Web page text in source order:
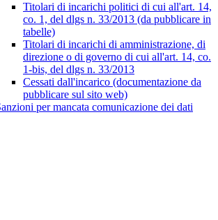
Titolari di incarichi politici di cui all'art. 14,
co. 1, del dlgs n. 33/2013 (da pubblicare in
tabelle)
Titolari di incarichi di amministrazione, di
direzione o di governo di cui all'art. 14, co.
1-bis, del dlgs n. 33/2013
Cessati dall'incarico (documentazione da
pubblicare sul sito web)
per mancata comunicazione dei dati